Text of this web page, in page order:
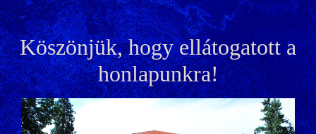
Köszönjük, hogy ellátogatott a
honlapunkra!